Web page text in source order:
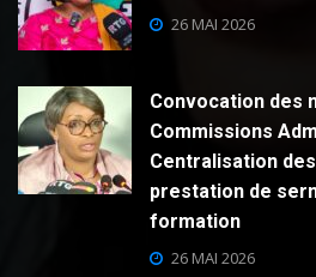
26 MAI 2026
Convocation des
Commissions
Centralisation
prestation de
formation
26 MAI 2026